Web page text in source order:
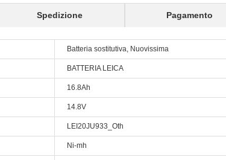
Spedizione Pagamento
Batteria sostitutiva, Nuovissima
BATTERIA LEICA
16.8Ah
14.8V
LEI20JU933_Oth
Ni-mh